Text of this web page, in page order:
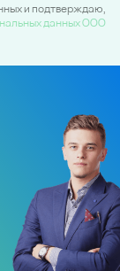
и подтверждаю,
данных ООО